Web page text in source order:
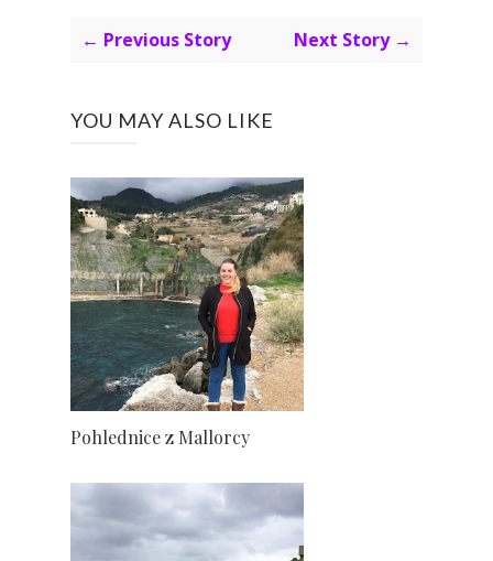
← Previous Story Next Story →
YOU MAY ALSO LIKE
Pohlednice z Mallorcy